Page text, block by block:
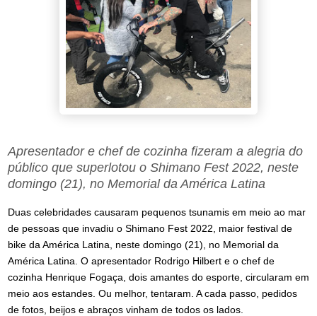
Apresentador e chef de cozinha fizeram a alegria do
público que superlotou o Shimano Fest 2022, neste
domingo (21), no Memorial da América Latina
Duas celebridades causaram pequenos tsunamis em meio ao mar
de pessoas que invadiu o Shimano Fest 2022, maior festival de
bike da América Latina, neste domingo (21), no Memorial da
América Latina. O apresentador Rodrigo Hilbert e o chef de
cozinha Henrique Fogaça, dois amantes do esporte, circularam em
meio aos estandes. Ou melhor, tentaram. A cada passo, pedidos
de fotos, beijos e abraços vinham de todos os lados.